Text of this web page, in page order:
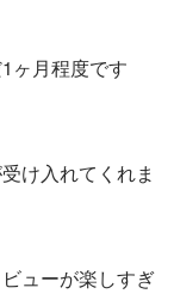
ヶ月程度です
け入れてくれま
ューが楽しすぎ